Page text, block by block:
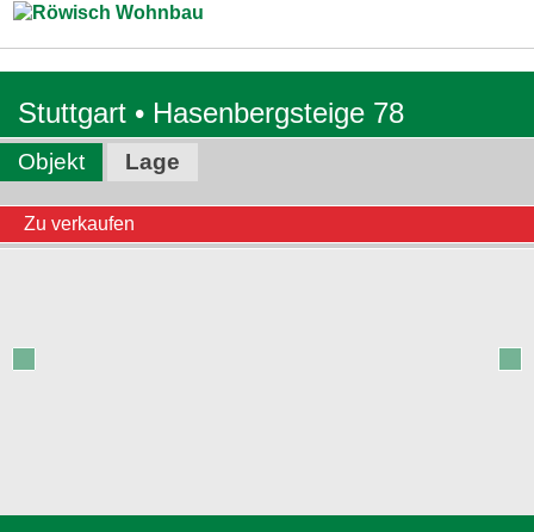
Zum Inhalt springen
Stuttgart • Hasenbergsteige 78
Objekt Lage
Zu verkaufen